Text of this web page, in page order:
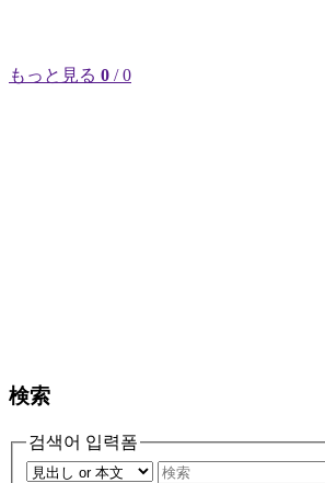
もっと見る 0 / 0
検索
검색어 입력폼